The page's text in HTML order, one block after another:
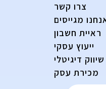
צרו קשר
מגייסים
ראיית חשבון
ייעוץ עסקי
שיווק דיגיטלי
מכירת עסק